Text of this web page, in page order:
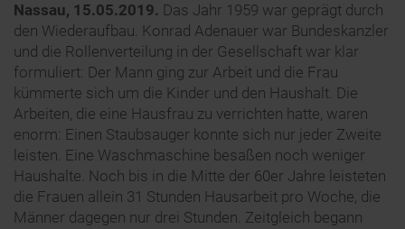
Nassau, 15.05.2019. Das Jahr 1959 war geprägt durch
den Wiederaufbau. Konrad Adenauer war Bundeskanzler
und die Rollenverteilung in der Gesellschaft war klar
formuliert: Der Mann ging zur Arbeit und die Frau
kümmerte sich um die Kinder und den Haushalt. Die
Arbeiten, die eine Hausfrau zu verrichten hatte, waren
enorm: Einen Staubsauger konnte sich nur jeder Zweite
leisten. Eine Waschmaschine besaßen noch weniger
Haushalte. Noch bis in die Mitte der 60er Jahre leisteten
die Frauen allein 31 Stunden Hausarbeit pro Woche, die
Männer dagegen nur drei Stunden. Zeitgleich begann